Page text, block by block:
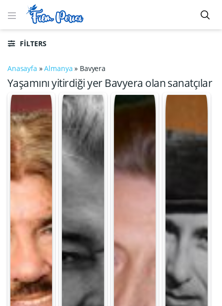
FILTERS
Anasayfa »Almanya » Bavyera
Yaşamını yitirdiği yer Bavyera olan sanatçılar